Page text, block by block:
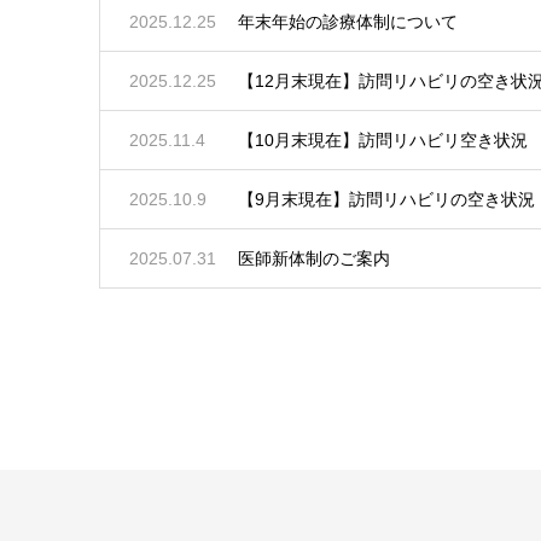
年末年始の診療体制について
2025.12.25
【12月末現在】訪問リハビリの空き状
2025.12.25
【10月末現在】訪問リハビリ空き状況
2025.11.4
【9月末現在】訪問リハビリの空き状況
2025.10.9
医師新体制のご案内
2025.07.31